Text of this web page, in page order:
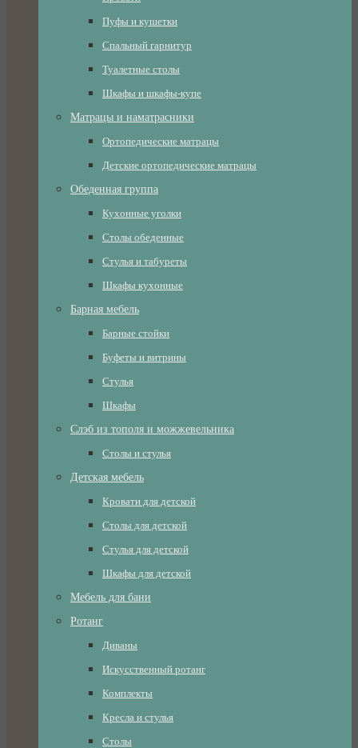
Пуфы и кушетки
Спальный гарнитур
Туалетные столы
Шкафы и шкафы-купе
Матрацы и наматрасники
Ортопедические матрацы
Детские ортопедические матрацы
Обеденная группа
Кухонные уголки
Столы обеденные
Стулья и табуреты
Шкафы кухонные
Барная мебель
Барные стойки
Буфеты и витрины
Стулья
Шкафы
Слэб из тополя и можжевельника
Столы и стулья
Детская мебель
Кровати для детской
Столы для детской
Стулья для детской
Шкафы для детской
Мебель для бани
Ротанг
Диваны
Искусственный ротанг
Комплекты
Кресла и стулья
Столы